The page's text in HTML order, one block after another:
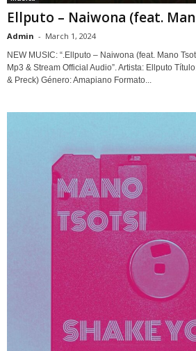
Ellputo – Naiwona (feat.
Admin - March 1, 2024
NEW MUSIC: “.Ellputo – Naiwona (feat. Mano
Mp3 & Stream Official Audio”. Artista: Ellputo
& Preck) Género: Amapiano Formato...